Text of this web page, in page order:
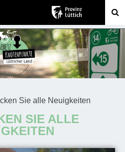
Sie alle Neuigkeiten
SIE ALLE